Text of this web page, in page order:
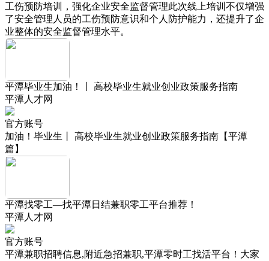
工伤预防培训，强化企业安全监督管理此次线上培训不仅增强
了安全管理人员的工伤预防意识和个人防护能力，还提升了企
业整体的安全监督管理水平。
平潭毕业生加油！丨 高校毕业生就业创业政策服务指南
平潭人才网
官方账号
加油！毕业生丨 高校毕业生就业创业政策服务指南【平潭
篇】
平潭找零工—找平潭日结兼职零工平台推荐！
平潭人才网
官方账号
平潭兼职招聘信息,附近急招兼职,平潭零时工找活平台！大家